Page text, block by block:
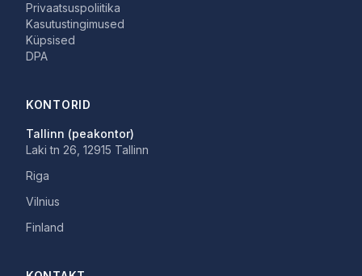
Privaatsuspoliitika
Kasutustingimused
Küpsised
DPA
KONTORID
Tallinn (peakontor)
Laki tn 26, 12915 Tallinn
Riga
Vilnius
Finland